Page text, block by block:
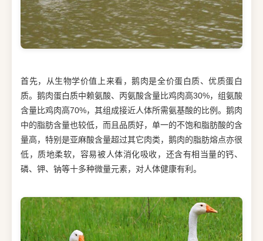
首先，从生物学价值上来看，鹅肉是全价蛋白质、优质蛋白
质。鹅肉蛋白质中赖氨酸、丙氨酸含量比鸡肉高30%，组氨酸
含量比鸡肉高70%，其组成接近人体所需氨基酸的比例。鹅肉
中的脂肪含量也较低，而且品质好，单一的不饱和脂肪酸的含
量高，特别是亚麻酸含量超过其它肉类，鹅肉的脂肪熔点亦很
低，质地柔软，容易被人体消化吸收，还含有相当量的钙、
磷、钾、钠等十多种微量元素，对人体健康有利。